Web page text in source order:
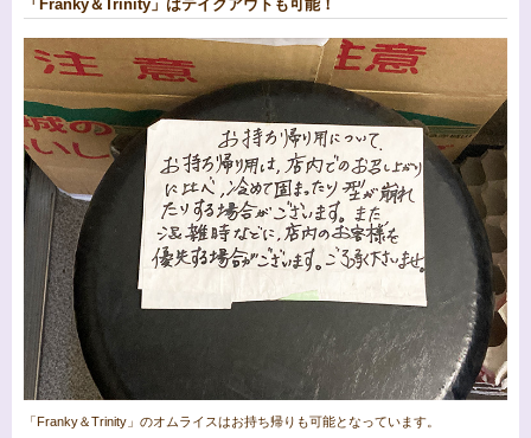
「Franky＆Trinity」はテイクアウトも可能！
「Franky＆Trinity」のオムライスはお持ち帰りも可能となっています。